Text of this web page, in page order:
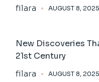
filara
AUGUST 8, 2025
New Discoveries
21st Century
filara
AUGUST 8, 2025